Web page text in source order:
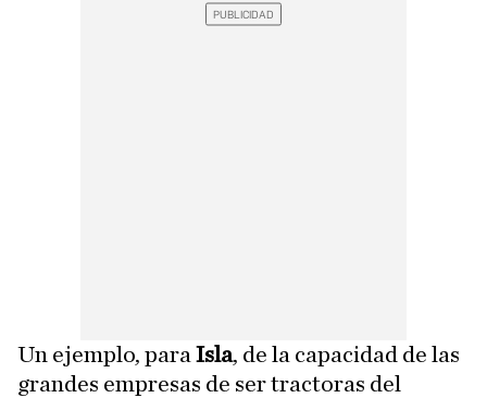
Un ejemplo, para Isla, de la capacidad de las
grandes empresas de ser tractoras del